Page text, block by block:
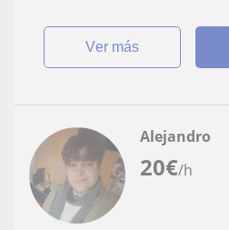
ver más
20€/h
Alejandro